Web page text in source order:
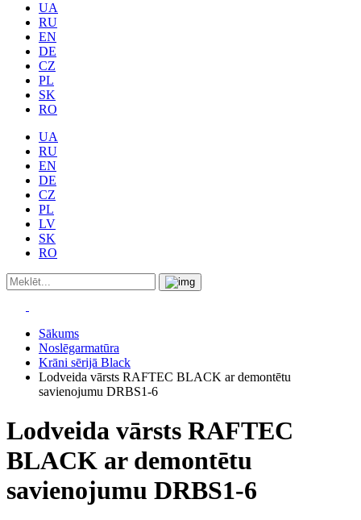
UA
RU
EN
DE
CZ
PL
SK
RO
UA
RU
EN
DE
CZ
PL
LV
SK
RO
Sākums
Noslēgarmatūra
Krāni sērijā Black
Lodveida vārsts RAFTEC BLACK ar demontētu
savienojumu DRBS1-6
Lodveida vārsts RAFTEC
BLACK ar demontētu
savienojumu DRBS1-6